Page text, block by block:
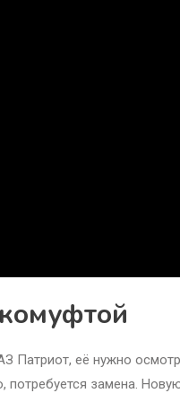
Патриот, её нужно
замена.